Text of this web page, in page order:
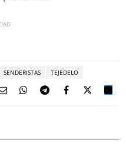
SENDERISTAS TEJEDELO